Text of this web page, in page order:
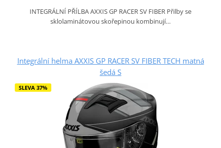
INTEGRÁLNÍ PŘÍLBA AXXIS GP RACER SV FIBER Přilby se
sklolaminátovou skořepinou kombinují…
Integrální helma AXXIS GP RACER SV FIBER TECH matná
šedá S
SLEVA 37%